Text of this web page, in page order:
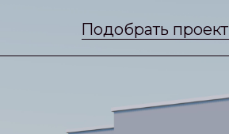
Подобрать проект